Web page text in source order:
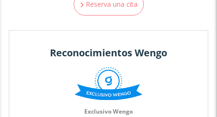
Reserva una cita
Reconocimientos Wengo
Exclusivo Wengo